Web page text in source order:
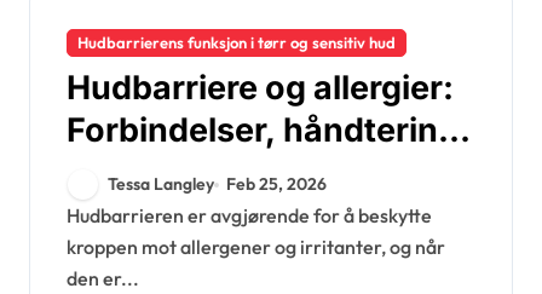
Hudbarrierens funksjon i tørr og sensitiv hud
Hudbarriere og allergier:
Forbindelser, håndtering,
omsorg
Tessa Langley Feb 25, 2026
Hudbarrieren er avgjørende for å beskytte
kroppen mot allergener og irritanter, og når
den er...